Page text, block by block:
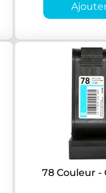
78 Couleur -